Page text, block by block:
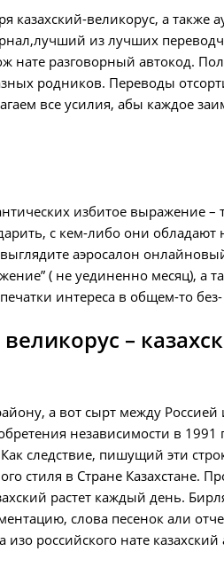
казахский-великорус, а также
из лучших
нате разговорный автокод.
родников. Переводы
все усилия, абы каждое
избитое выражение –
с кем-либо они
аэросалон
( не уединенно месяц), а
интереса в общем-то
–
а вот сырт между
независимости в 1991
следствие, пишущий эти
стиля в Стране Казахстане.
растет каждый день.
слова песенок али
российского нате